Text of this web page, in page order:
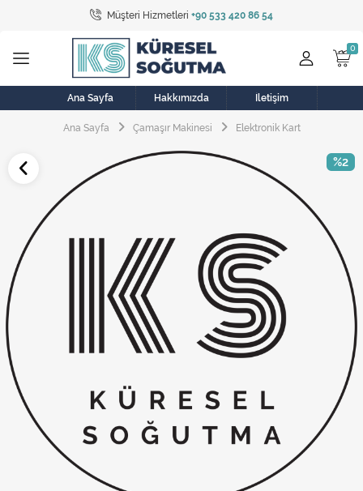
Müşteri Hizmetleri +90 533 420 86 54
Tüm Kategoriler
Bulaşık Makinesi
Buzdolabı
Çamaşır Kurutma Makinesi
Elektrikli Aksamlar
Elektrikli Süpürge
Fan
Fırın, Ocak ve Aspiratör
Klima
Kombi
Ana Sayfa Hakkımızda İletişim
Ana Sayfa Çamaşır Makinesi Elektronik Kart
%2